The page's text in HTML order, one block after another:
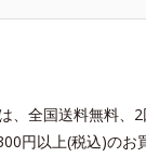
、全国送料無料、
円以上(税込)のお